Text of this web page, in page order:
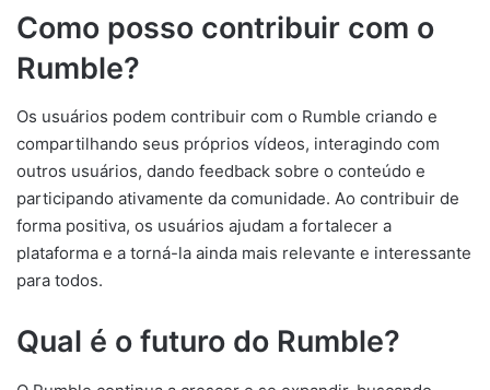
Como posso contribuir com o
Rumble?
Os usuários podem contribuir com o Rumble criando e
compartilhando seus próprios vídeos, interagindo com
outros usuários, dando feedback sobre o conteúdo e
participando ativamente da comunidade. Ao contribuir de
forma positiva, os usuários ajudam a fortalecer a
plataforma e a torná-la ainda mais relevante e interessante
para todos.
Qual é o futuro do Rumble?